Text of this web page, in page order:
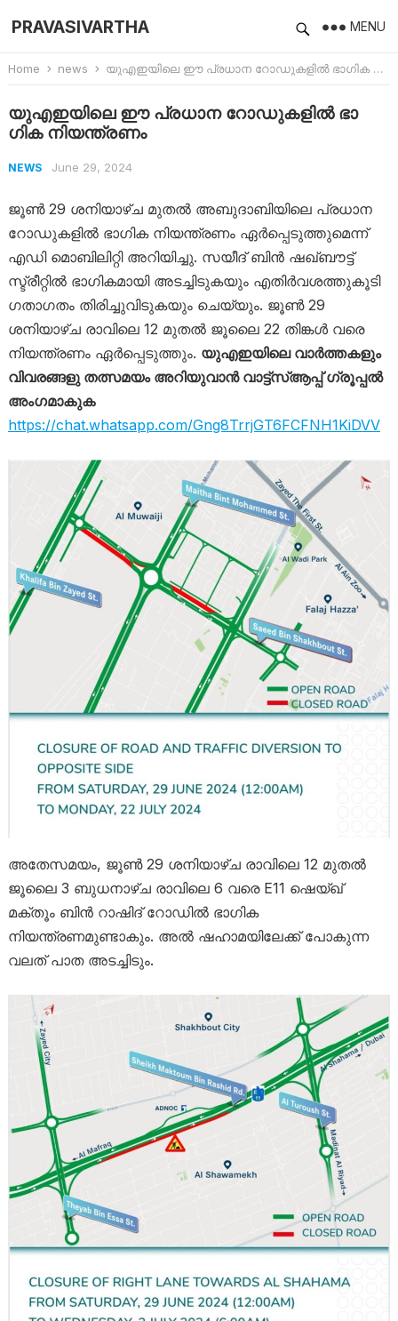
PRAVASIVARTHA MENU
Home news യുഎഇയിലെ ഈ പ്രധാന റോ‍ഡുകളിൽ ഭാ​ഗിക നിയന്ത്രണം
യുഎഇയിലെ ഈ പ്രധാന റോ‍ഡുകളിൽ ഭാ​
ഗിക നിയന്ത്രണം
NEWS June 29, 2024
ജൂൺ 29 ശനിയാഴ്ച മുതൽ അബുദാബിയിലെ പ്രധാന
റോഡുകളിൽ ഭാ​ഗിക നിയന്ത്രണം ഏർപ്പെടുത്തുമെന്ന്
എഡി മൊബിലിറ്റി അറിയിച്ചു. സയീദ് ബിൻ ഷഖ്ബൗട്ട്
സ്ട്രീറ്റിൽ ഭാഗികമായി അടച്ചിടുകയും എതിർവശത്തുകൂടി ​
ഗതാ​ഗതം തിരിച്ചുവിടുകയും ചെയ്യും. ജൂൺ 29
ശനിയാഴ്ച രാവിലെ 12 മുതൽ ജൂലൈ 22 തിങ്കൾ വരെ
നിയന്ത്രണം ഏർപ്പെടുത്തും. യുഎഇയിലെ വാർത്തകളും
വിവരങ്ങളു തത്സമയം അറിയുവാൻ വാട്ട്‌സ്ആപ്പ് ഗ്രൂപ്പൽ
അംഗമാകുക
https://chat.whatsapp.com/Gng8TrrjGT6FCFNH1KiDVV
അതേസമയം, ജൂൺ 29 ശനിയാഴ്ച രാവിലെ 12 മുതൽ
ജൂലൈ 3 ബുധനാഴ്ച രാവിലെ 6 വരെ E11 ഷെയ്ഖ്
മക്തൂം ബിൻ റാഷിദ് റോഡിൽ ഭാഗിക
നിയന്ത്രണമുണ്ടാകും. അൽ ഷഹാമയിലേക്ക് പോകുന്ന
വലത് പാത അടച്ചിടും.